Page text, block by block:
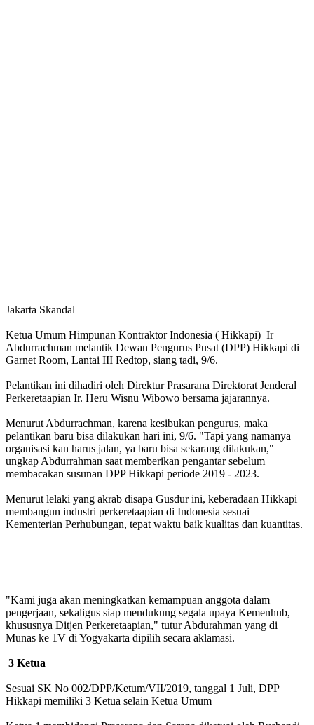
Jakarta Skandal
Ketua Umum Himpunan Kontraktor Indonesia ( Hikkapi) Ir
Abdurrachman melantik Dewan Pengurus Pusat (DPP) Hikkapi di
Garnet Room, Lantai III Redtop, siang tadi, 9/6.
Pelantikan ini dihadiri oleh Direktur Prasarana Direktorat Jenderal
Perkeretaapian Ir. Heru Wisnu Wibowo bersama jajarannya.
Menurut Abdurrachman, karena kesibukan pengurus, maka
pelantikan baru bisa dilakukan hari ini, 9/6. "Tapi yang namanya
organisasi kan harus jalan, ya baru bisa sekarang dilakukan,"
ungkap Abdurrahman saat memberikan pengantar sebelum
membacakan susunan DPP Hikkapi periode 2019 - 2023.
Menurut lelaki yang akrab disapa Gusdur ini, keberadaan Hikkapi
membangun industri perkeretaapian di Indonesia sesuai
Kementerian Perhubungan, tepat waktu baik kualitas dan kuantitas.
"Kami juga akan meningkatkan kemampuan anggota dalam
pengerjaan, sekaligus siap mendukung segala upaya Kemenhub,
khususnya Ditjen Perkeretaapian," tutur Abdurahman yang di
Munas ke 1V di Yogyakarta dipilih secara aklamasi.
3 Ketua
Sesuai SK No 002/DPP/Ketum/VII/2019, tanggal 1 Juli, DPP
Hikkapi memiliki 3 Ketua selain Ketua Umum